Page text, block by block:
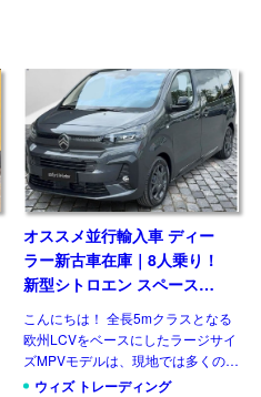
オススメ並行輸入車 ディー
ラー新古車在庫｜8人乗り！
新型シトロエン スペースツ
アラー Plus 2.2 BlueHDi
180 M 8AT 左ハンドル
こんにちは！ 全長5mクラスとなる
欧州LCVをベースにしたラージサイ
ズMPVモデルは、現地では多くのメ
ーカーがラインナップする一方、現
ウィズ トレーディング